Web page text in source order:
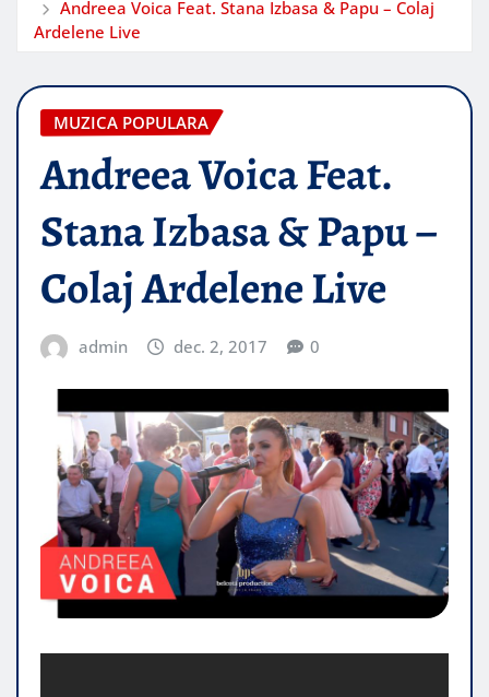
Andreea Voica Feat. Stana Izbasa & Papu – Colaj
Ardelene Live
MUZICA POPULARA
Andreea Voica Feat.
Stana Izbasa & Papu –
Colaj Ardelene Live
admin dec. 2, 2017 0